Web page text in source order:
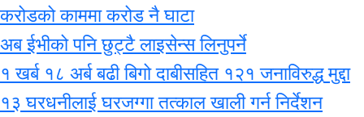
करोडको काममा करोड नै घाटा
अब ईभीको पनि छुट्टै लाइसेन्स लिनुपर्ने
१ खर्ब १८ अर्ब बढी बिगो दाबीसहित १२१ जनाविरुद्ध मुद्दा
१३ घरधनीलाई घरजग्गा तत्काल खाली गर्न निर्देशन